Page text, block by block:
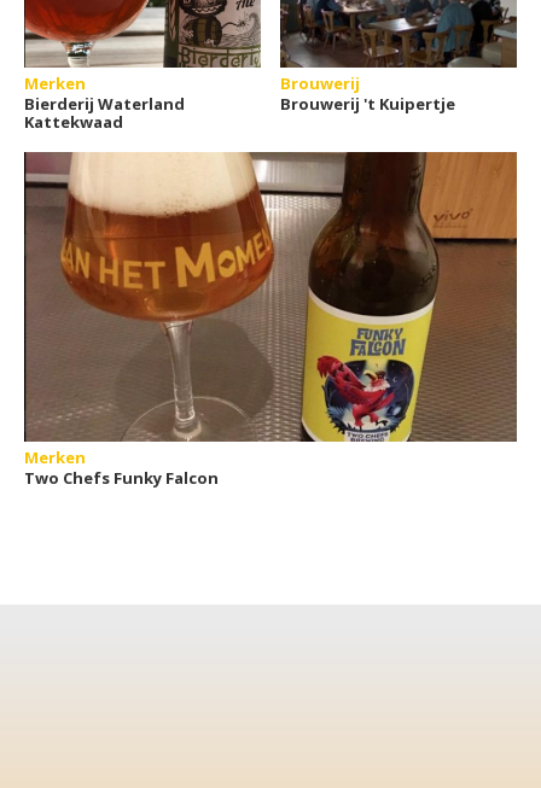
Merken
Bierderij Waterland
Kattekwaad
Brouwerij
Brouwerij 't Kuipertje
Merken
Two Chefs Funky Falcon